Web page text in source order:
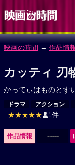
映画の時間 → 作品情
カッティ 刃
かってぃはものとす
ドラマ アクション
★★★★★ 1件
作品情報 ------